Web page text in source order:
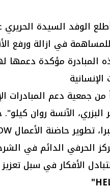
الوفد السيدة الحريري
في ازالة ورفع
المبادرة مؤكدة
البزري، الآنسة روان
الحرفي الدائم في
الأفكار في سبل